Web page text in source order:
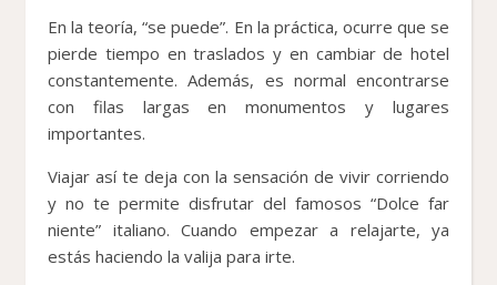
En la teoría, “se puede”. En la práctica, ocurre que se
pierde tiempo en traslados y en cambiar de hotel
constantemente. Además, es normal encontrarse
con filas largas en monumentos y lugares
importantes.
Viajar así te deja con la sensación de vivir corriendo
y no te permite disfrutar del famosos “Dolce far
niente” italiano. Cuando empezar a relajarte, ya
estás haciendo la valija para irte.